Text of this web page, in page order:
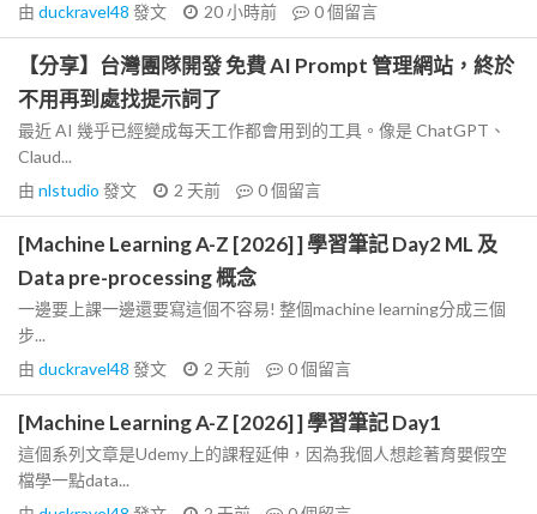
由 duckravel48 發文 20 小時前 0個留言
【分享】台灣團隊開發 免費 AI Prompt 管理網站，終於
不用再到處找提示詞了
最近 AI 幾乎已經變成每天工作都會用到的工具。像是 ChatGPT、
Claud...
由 nlstudio 發文 2 天前 0個留言
[Machine Learning A-Z [2026] ] 學習筆記 Day2 ML 及
Data pre-processing 概念
一邊要上課一邊還要寫這個不容易! 整個machine learning分成三個
步...
由 duckravel48 發文 2 天前 0個留言
[Machine Learning A-Z [2026] ] 學習筆記 Day1
這個系列文章是Udemy上的課程延伸，因為我個人想趁著育嬰假空
檔學一點data...